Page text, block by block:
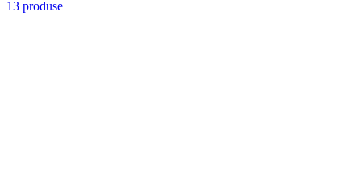
13 produse